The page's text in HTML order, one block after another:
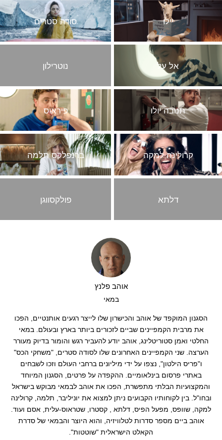
סטוריטלינג
קליפים
יילו סודה סטרים
אל על נוטרילון
תנובה יולו פיראוס
קרולינה למקה ברנפלקס תלמה
דלתא פולקסווגן
אוהב פלנץ
במאי
הסגנון המוקפד של אוהב והכישרון שלו לייצר רגעים אותנטיים, הפכו
את מרבית הקמפיינים שביים לזכורים ביותר בארץ ובעולם. במאי
החלטי ואמן סטוריטלינג, אוהב יודע להעביר רגש והומור בדיוק מעורר
הערצה. שני הקמפיינים האחרונים שלו לסודה סטרים, "משחקי הכס"
ו"פריס הילטון", נצפו על ידי מיליונים ברחבי העולם וזכו לשבחים
באתרי פרסום בינלאומיים. ההקפדה על פרטים, הסגנון המיוחד
והמקצועיות הבלתי מתפשרת, הפכו את אוהב לבמאי מבוקש בישראל
ובחו"ל. בין לקוחותיו הקבועים ניתן למצוא את יוניליבר, תלמה, קרולינה
למקה, שוופס, מפעל הפיס, דלתא , קסטרו, שטראוס-עלית, אסם ועוד.
אוהב ביים מספר סדרות לטלוויזיה, והוא היוצר והבמאי של סדרת
הקאלט הישראלית "שוטטות".